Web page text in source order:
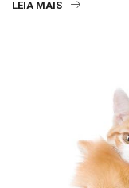
LEIA MAIS